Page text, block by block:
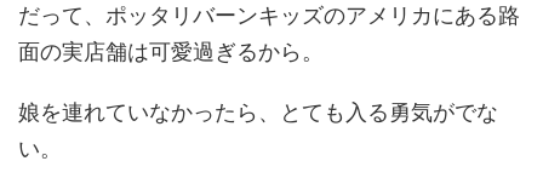
だって、ポッタリバーンキッズのアメリカにある路
面の実店舗は可愛過ぎるから。
娘を連れていなかったら、とても入る勇気がでな
い。